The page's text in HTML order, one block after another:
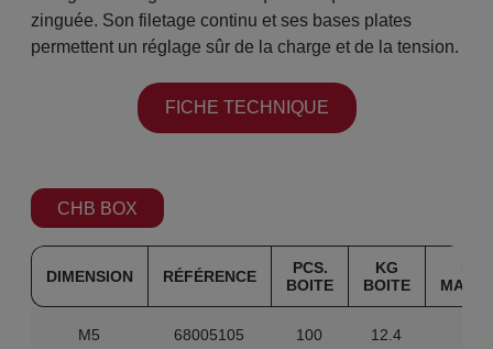
zinguée. Son filetage continu et ses bases plates
permettent un réglage sûr de la charge et de la tension.
FICHE TECHNIQUE
CHB BOX
DIMENSION RÉFÉRENCE
PCS.
BOITE
KG
BOITE
M5 68005105 100 12.4